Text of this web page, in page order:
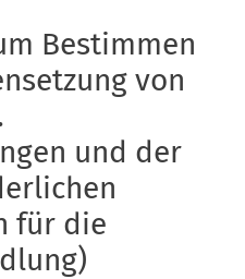
Bestimmen
von
und der
für die